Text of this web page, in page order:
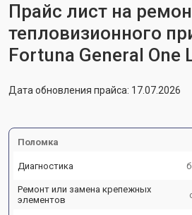
Прайс лист на
тепловизионного
Fortuna General One
Дата обновления прайса: 17.07.2026
Поломка
Диагностика
Ремонт или замена крепежных
элементов